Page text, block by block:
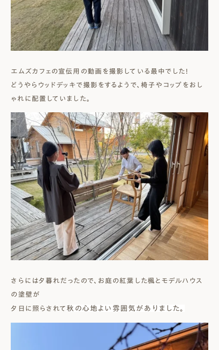
エムズカフェの宣伝用の動画を撮影している最中でした！
どうやらウッドデッキで撮影をするようで、椅子やコップをおし
ゃれに配置していました。
さらには夕暮れだったので、お庭の紅葉した楓とモデルハウス
の塗壁が
夕日に照らされて 秋の心地よい雰囲気がありました。